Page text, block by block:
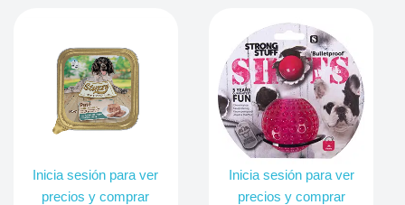
Inicia sesión para ver
precios y comprar
Inicia sesión para ver
precios y comprar